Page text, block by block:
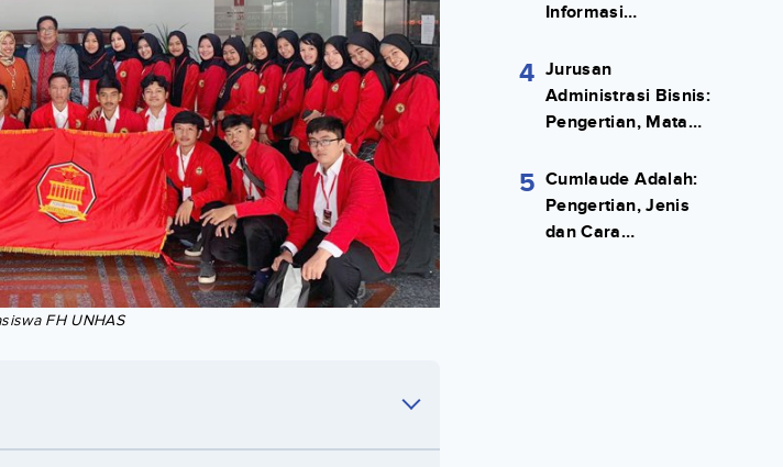
FH UNHAS
Informasi
4 Jurusan
Administrasi Bisnis:
Pengertian, Mata
Kerja Lengkap
5 Cumlaude Adalah:
Pengertian, Jenis
dan Cara